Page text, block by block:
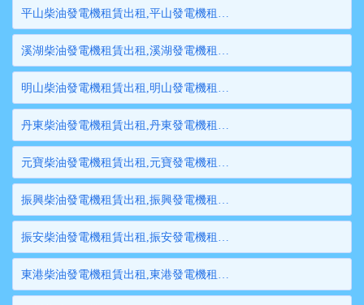
平山柴油發電機租賃出租,平山發電機租賃,平山發電機出租,平山大型發電機租賃,平山大型發電機出租
溪湖柴油發電機租賃出租,溪湖發電機租賃,溪湖發電機出租,溪湖大型發電機租賃,溪湖大型發電機出租
明山柴油發電機租賃出租,明山發電機租賃,明山發電機出租,明山大型發電機租賃,明山大型發電機出租
丹東柴油發電機租賃出租,丹東發電機租賃,丹東發電機出租,丹東大型發電機租賃,丹東大型發電機出租
元寶柴油發電機租賃出租,元寶發電機租賃,元寶發電機出租,元寶大型發電機租賃,元寶大型發電機出租
振興柴油發電機租賃出租,振興發電機租賃,振興發電機出租,振興大型發電機租賃,振興大型發電機出租
振安柴油發電機租賃出租,振安發電機租賃,振安發電機出租,振安大型發電機租賃,振安大型發電機出租
東港柴油發電機租賃出租,東港發電機租賃,東港發電機出租,東港大型發電機租賃,東港大型發電機出租